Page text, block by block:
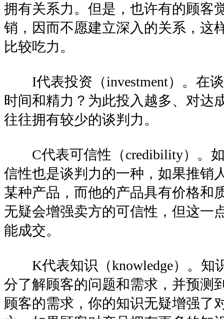
拥有关系力。但是，也许有的顾客
销，因而不愿建立深入的关系，这
比较吃力。
I代表投资（investment）。在
时间和精力？为此投入越多、对达
往往拥有较少的谈判力。
C代表可信性（credibility）。如
信性也是谈判力的一种，如果推销
某种产品，而他的产品具有价格和
无疑会增强卖方的可信性，但这一
能成交。
K代表知识（knowledge）。知
分了解顾客的问题和需求，并预测
顾客的需求，你的知识无疑增强了